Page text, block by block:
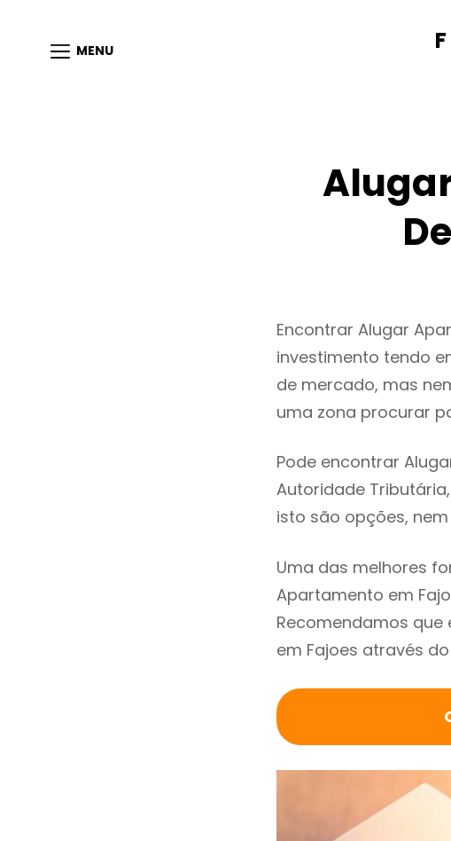
MENU
Encontrar Alugar
investimento tendo
de mercado, mas
uma zona procurar
Pode encontrar
Autoridade
isto são opções,
Uma das melhores
Apartamento em
Recomendamos
em Fajoes através